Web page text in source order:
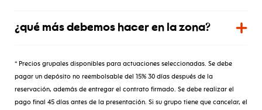
¿qué más debemos hacer en la zona?
* Precios grupales disponibles para actuaciones seleccionadas. Se debe
pagar un depósito no reembolsable del 15% 30 días después de la
reservación, además de entregar el contrato firmado. Se debe realizar el
pago final 45 días antes de la presentación. Si su grupo tiene que cancelar, el